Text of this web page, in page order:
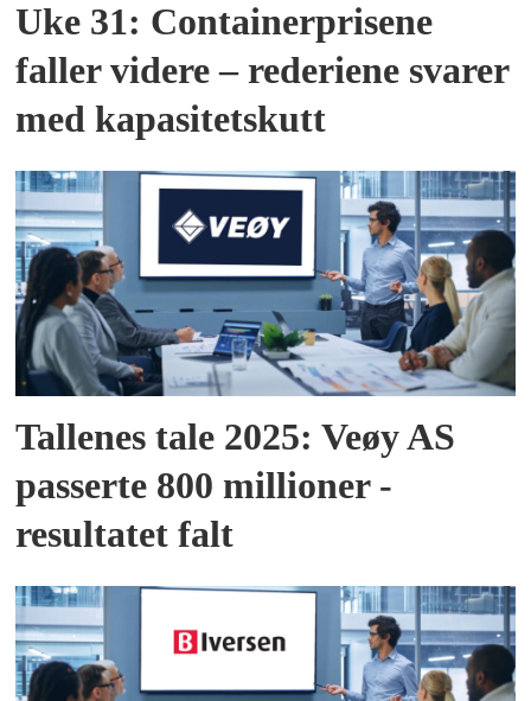
Uke 31: Containerprisene
faller videre – rederiene svarer
med kapasitetskutt
Tallenes tale 2025: Veøy AS
passerte 800 millioner -
resultatet falt